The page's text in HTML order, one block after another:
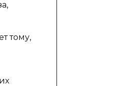
тому,